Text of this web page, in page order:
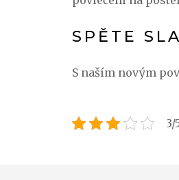
SPĚTE
S naším novým
3/